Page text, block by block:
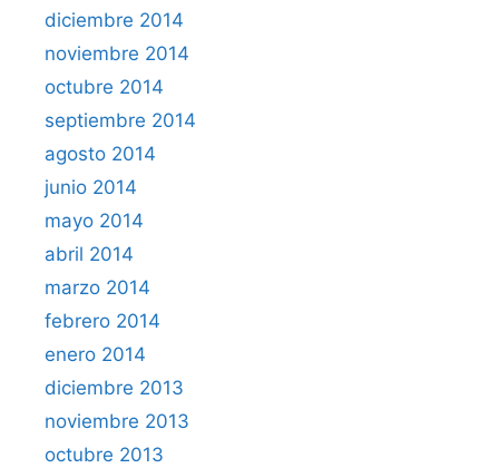
diciembre 2014
noviembre 2014
octubre 2014
septiembre 2014
agosto 2014
junio 2014
mayo 2014
abril 2014
marzo 2014
febrero 2014
enero 2014
diciembre 2013
noviembre 2013
octubre 2013